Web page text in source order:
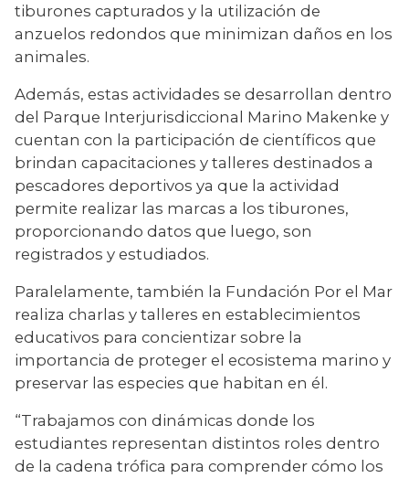
tiburones capturados y la utilización de
anzuelos redondos que minimizan daños en los
animales.
Además, estas actividades se desarrollan dentro
del Parque Interjurisdiccional Marino Makenke y
cuentan con la participación de científicos que
brindan capacitaciones y talleres destinados a
pescadores deportivos ya que la actividad
permite realizar las marcas a los tiburones,
proporcionando datos que luego, son
registrados y estudiados.
Paralelamente, también la Fundación Por el Mar
realiza charlas y talleres en establecimientos
educativos para concientizar sobre la
importancia de proteger el ecosistema marino y
preservar las especies que habitan en él.
“Trabajamos con dinámicas donde los
estudiantes representan distintos roles dentro
de la cadena trófica para comprender cómo los